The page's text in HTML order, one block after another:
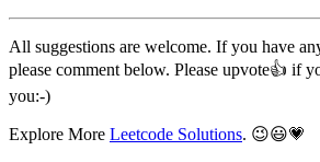
All suggestions are welcome. If you have
please comment below. Please upvote👍 if
you:-)
Explore More Leetcode Solutions. 😉😃💗